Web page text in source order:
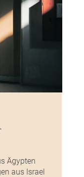
Ägypten
aus Israel